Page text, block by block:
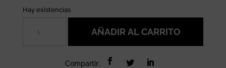
Hay existencias
AÑADIR AL CARRITO
Compartir: